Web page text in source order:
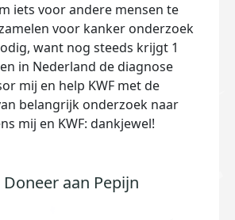
iets voor andere mensen te
voor kanker onderzoek
want nog steeds krijgt 1
in Nederland de diagnose
mij en help KWF met de
belangrijk onderzoek naar
mij en KWF: dankjewel!
Doneer aan Pepijn